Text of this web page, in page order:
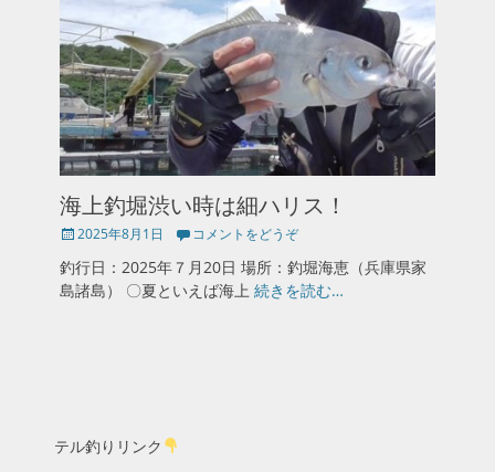
海上釣堀渋い時は細ハリス！
投
日
2025年8月1日 コメントをどうぞ
釣行日：2025年７月20日 場所：釣堀海恵（兵庫県家
島諸島） 〇夏といえば海上 続きを読む…
テル釣りリンク